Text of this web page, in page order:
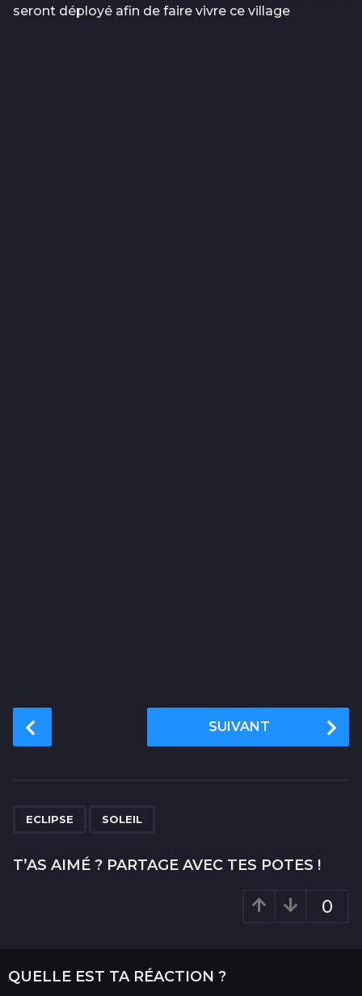
seront déployé afin de faire vivre ce village
o
i
o
n
SUIVANT
ECLIPSE SOLEIL
T’AS AIMÉ ? PARTAGE AVEC TES POTES !
0
QUELLE EST TA RÉACTION ?